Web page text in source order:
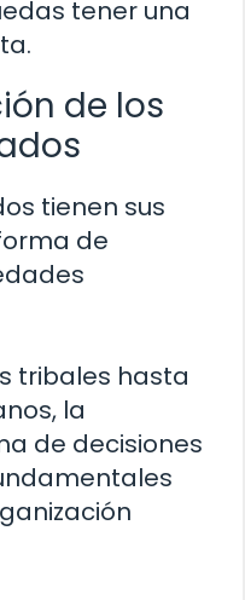
tener una
de los
tienen sus
de
tribales hasta
la
de decisiones